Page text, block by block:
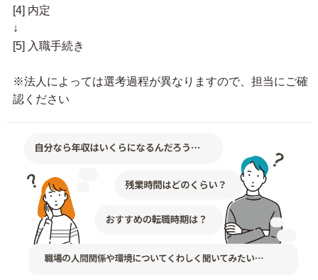
[4] 内定
↓
[5] 入職手続き
※法人によっては選考過程が異なりますので、担当にご確
認ください